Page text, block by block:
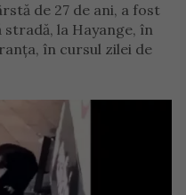
de 27 de ani, a fost
la Hayange, în
în cursul zilei de